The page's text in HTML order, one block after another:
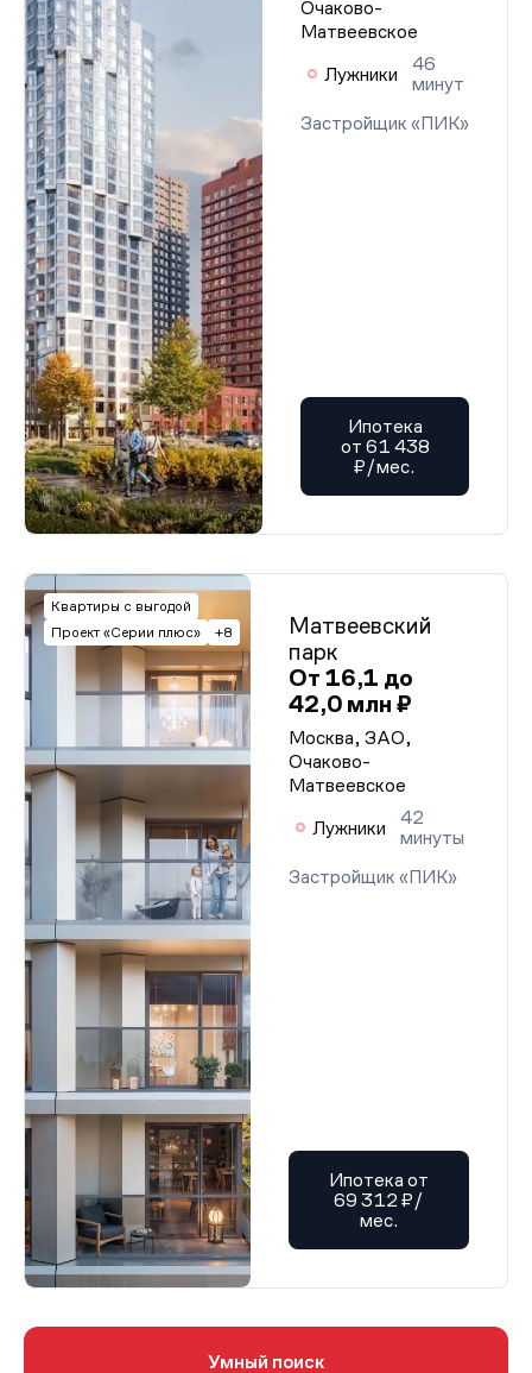
Очаково-
Матвеевское
Лужники
46
минут
Застройщик «ПИК»
Ипотека
от 61 438
₽/мес.
Квартиры с выгодой
Проект «Серии плюс»
+8
Матвеевский
парк
От 16,1 до
42,0 млн ₽
Москва, ЗАО,
Очаково-
Матвеевское
Лужники
42
минуты
Застройщик «ПИК»
Ипотека от
69 312 ₽/
мес.
Умный поиск